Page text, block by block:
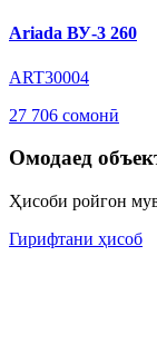
Ariada ВУ-3 260
ART30004
27 706 сомонӣ
Омодаед
Ҳисоби ройгон
Гирифтани ҳисоб